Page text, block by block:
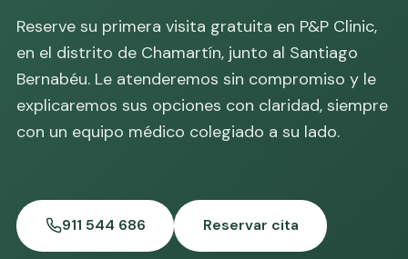
Reserve su primera visita gratuita en P&P Clinic,
en el distrito de Chamartín, junto al Santiago
Bernabéu. Le atenderemos sin compromiso y le
explicaremos sus opciones con claridad, siempre
con un equipo médico colegiado a su lado.
911 544 686 Reservar cita